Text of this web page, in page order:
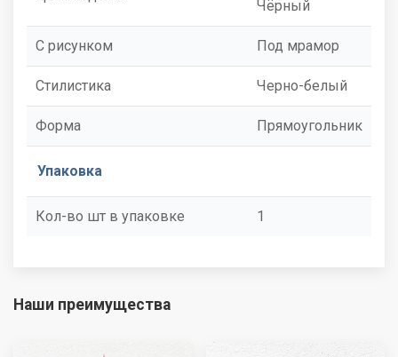
Чёрный
С рисунком Под мрамор
Стилистика Черно-белый
Форма Прямоугольник
Упаковка
Кол-во шт в упаковке 1
Наши преимущества